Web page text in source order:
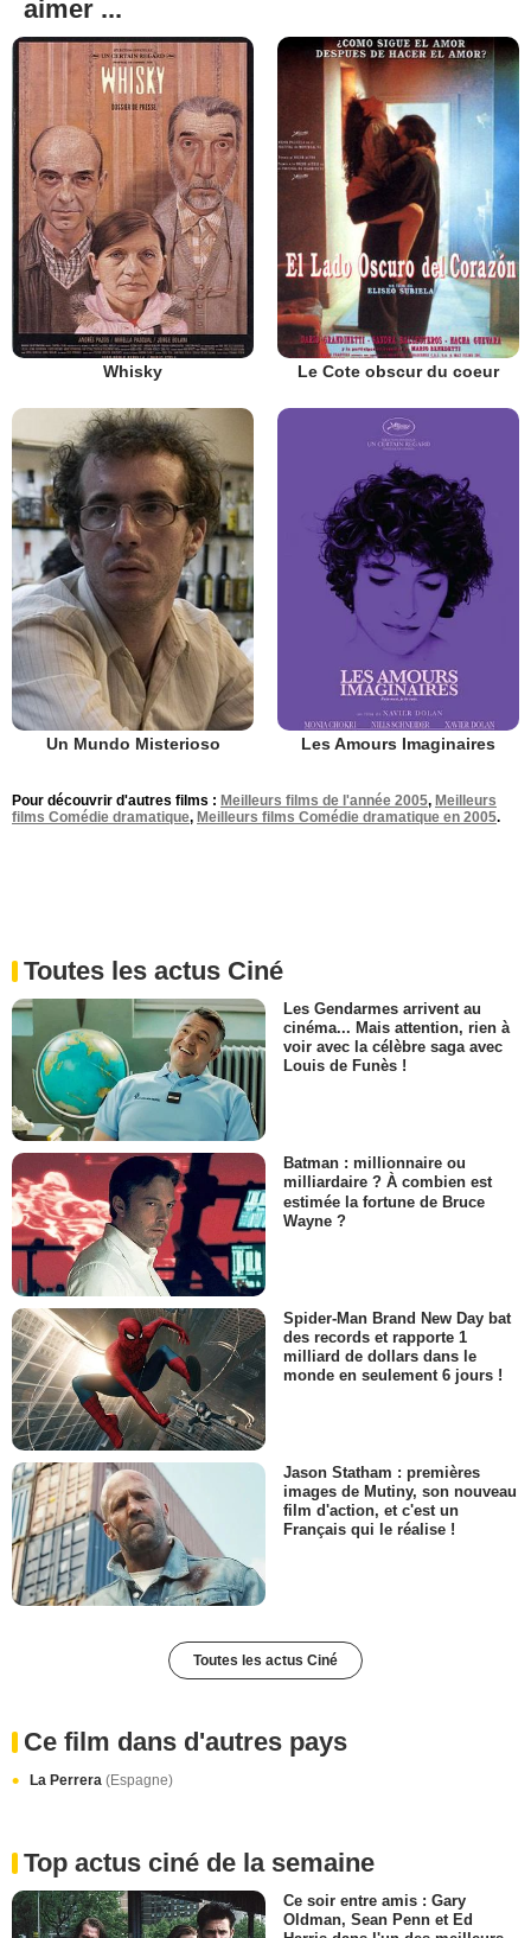
aimer ...
Whisky Le Cote obscur du coeur
Un Mundo Misterioso Les Amours Imaginaires
Pour découvrir d'autres films : Meilleurs films de l'année 2005, Meilleurs
films Comédie dramatique, Meilleurs films Comédie dramatique en 2005.
Toutes les actus Ciné
Les Gendarmes arrivent au
cinéma... Mais attention, rien à
voir avec la célèbre saga avec
Louis de Funès !
Batman : millionnaire ou
milliardaire ? À combien est
estimée la fortune de Bruce
Wayne ?
Spider-Man Brand New Day bat
des records et rapporte 1
milliard de dollars dans le
monde en seulement 6 jours !
Jason Statham : premières
images de Mutiny, son nouveau
film d'action, et c'est un
Français qui le réalise !
Toutes les actus Ciné
Ce film dans d'autres pays
La Perrera (Espagne)
Top actus ciné de la semaine
Ce soir entre amis : Gary
Oldman, Sean Penn et Ed